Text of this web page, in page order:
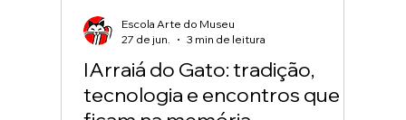
IArraiá do Gato: tradição,
tecnologia e encontros que
Escola Arte do Museu
27 de jun.
3 min de leitura